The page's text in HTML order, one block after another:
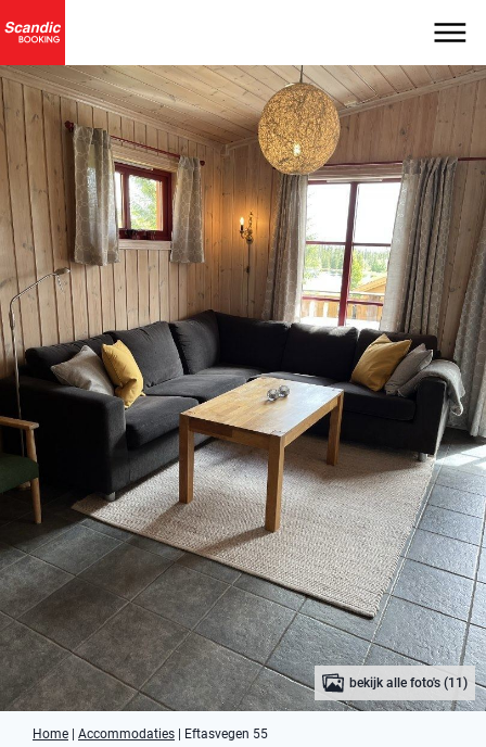
bekijk alle foto's (11)
Home Accommodaties Eftasvegen 55